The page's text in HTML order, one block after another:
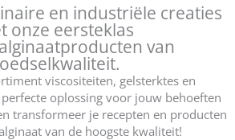
en industriële creaties
onze eersteklas
van
viscositeiten, gelsterktes en
oplossing voor jouw behoeften
transformeer je recepten en producten
van de hoogste kwaliteit!